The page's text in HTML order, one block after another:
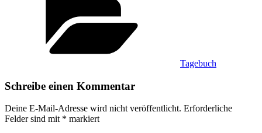
Tagebuch
Schreibe einen Kommentar
Deine E-Mail-Adresse wird nicht veröffentlicht. Erforderliche
Felder sind mit * markiert